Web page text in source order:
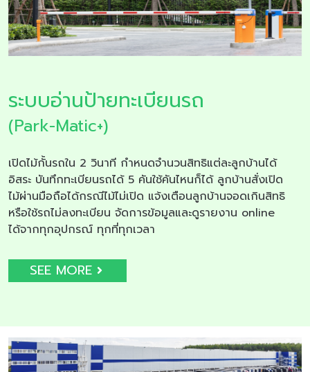
ระบบอ่านป้ายทะเบียนรถ
(Park-Matic+)
เปิดไม้กั้นรถใน 2 วินาที กำหนดจำนวนสิทธิแต่ละลูกบ้านได้
อิสระ บันทึกทะเบียนรถได้ 5 คันใช้คันไหนก็ได้ ลูกบ้านสั่งเปิด
ไม้ผ่านมือถือได้กรณีไม้ไม่เปิด แจ้งเตือนลูกบ้านจอดเกินสิทธิ
หรือใช้รถไม่ลงทะเบียน จัดการข้อมูลและดูรายงาน online
ได้จากทุกอุปกรณ์ ทุกที่ทุกเวลา
SEE MORE